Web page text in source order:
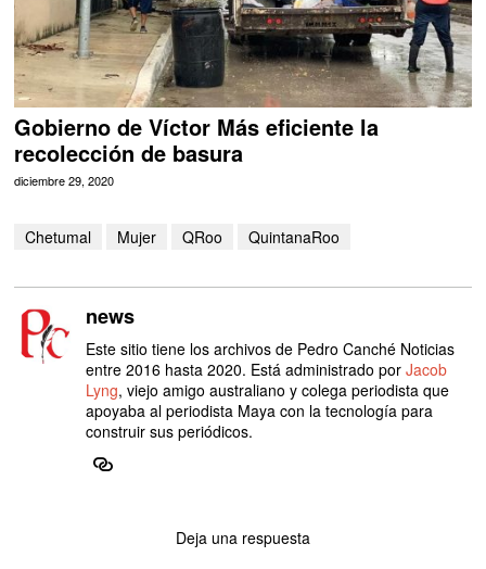
Gobierno de Víctor Más eficiente la
recolección de basura
diciembre 29, 2020
Chetumal Mujer QRoo QuintanaRoo
news
Este sitio tiene los archivos de Pedro Canché Noticias
entre 2016 hasta 2020. Está administrado porJacob
Lyng, viejo amigo australiano y colega periodista que
apoyaba al periodista Maya con la tecnología para
construir sus periódicos.
Deja una respuesta